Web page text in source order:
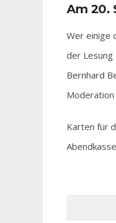
Am 20.
Wer einige
der Lesung
Bernhard
Moderation
Karten für